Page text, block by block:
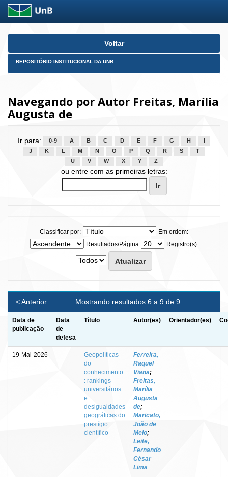
Skip
Voltar
REPOSITÓRIO INSTITUCIONAL DA UNB
Navegando por Autor Freitas, Marília
Augusta de
Ir para: 0-9 A B C D E F G H
J
K L M N O P Q R S
T
U
V W X Y Z
ou entre com as primeiras letras:
Classificar por:
Em ordem:
Resultados/Página
Registro(s):
Mostrando resultados 6 a 9 de 9
< Anterior
Data de
publicação
Data
de
defesa
Título Autor(es) Orientador(es)
19-Mai-2026 -
Geopolíticas
do
conhecimento
: rankings
universitários
e
desigualdades
geográficas do
prestígio
científico
Ferreira,
Raquel
Viana;
Freitas,
Marília
Augusta
de;
Maricato,
João de
Melo;
Leite,
Fernando
César
Lima
- -